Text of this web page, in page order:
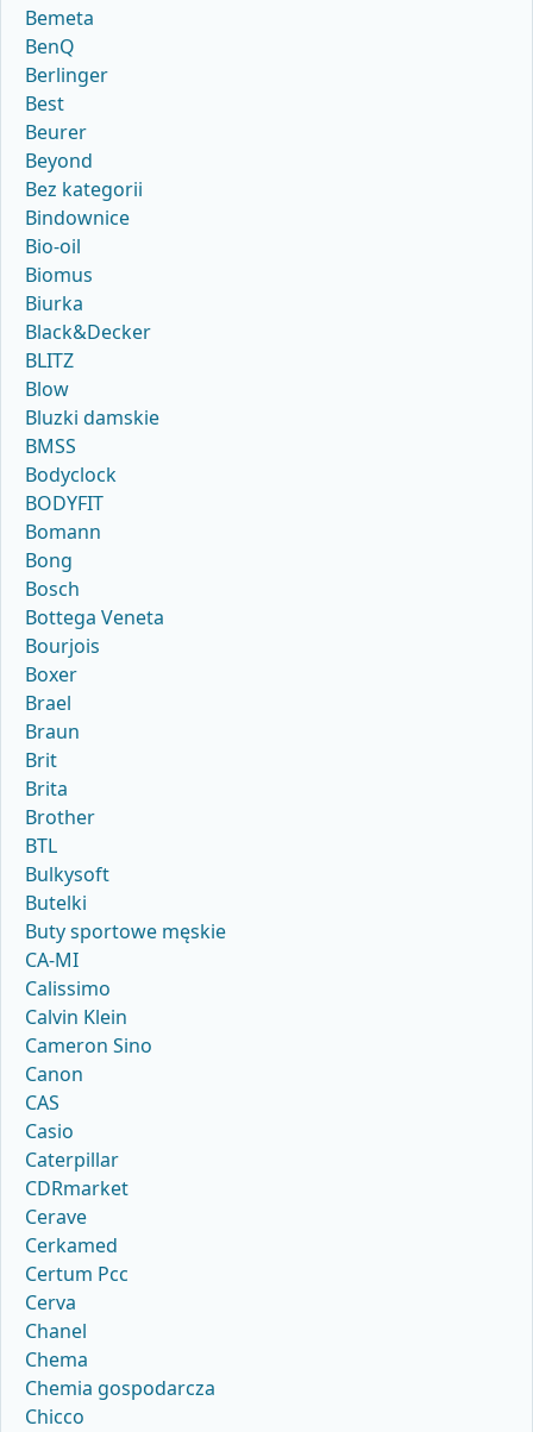
Bemeta
BenQ
Berlinger
Best
Beurer
Beyond
Bez kategorii
Bindownice
Bio-oil
Biomus
Biurka
Black&Decker
BLITZ
Blow
Bluzki damskie
BMSS
Bodyclock
BODYFIT
Bomann
Bong
Bosch
Bottega Veneta
Bourjois
Boxer
Brael
Braun
Brit
Brita
Brother
BTL
Bulkysoft
Butelki
Buty sportowe męskie
CA-MI
Calissimo
Calvin Klein
Cameron Sino
Canon
CAS
Casio
Caterpillar
CDRmarket
Cerave
Cerkamed
Certum Pcc
Cerva
Chanel
Chema
Chemia gospodarcza
Chicco